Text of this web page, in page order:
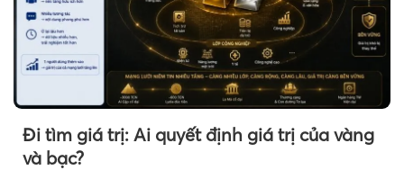
Đi tìm giá trị: Ai quyết định giá trị của vàng
và bạc?